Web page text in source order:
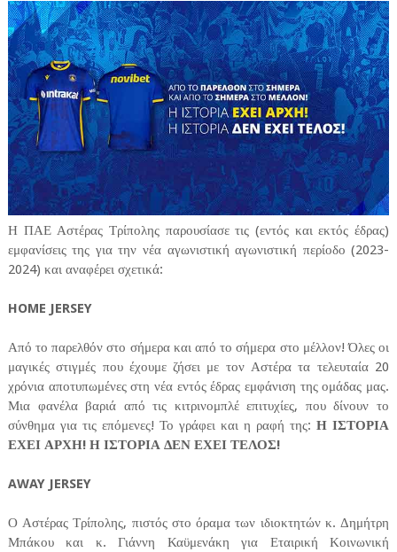
Η ΠΑΕ Αστέρας Τρίπολης παρουσίασε τις (εντός και εκτός έδρας)
εμφανίσεις της για την νέα αγωνιστική αγωνιστική περίοδο (2023-
2024) και αναφέρει σχετικά:
HOME JERSEY
Από το παρελθόν στο σήμερα και από το σήμερα στο μέλλον! Όλες οι
μαγικές στιγμές που έχουμε ζήσει με τον Αστέρα τα τελευταία 20
χρόνια αποτυπωμένες στη νέα εντός έδρας εμφάνιση της ομάδας μας.
Μια φανέλα βαριά από τις κιτρινομπλέ επιτυχίες, που δίνουν το
σύνθημα για τις επόμενες! Το γράφει και η ραφή της:Η ΙΣΤΟΡΙΑ
ΕΧΕΙ ΑΡΧΗ! Η ΙΣΤΟΡΙΑ ΔΕΝ ΕΧΕΙ ΤΕΛΟΣ!
AWAY JERSEY
Ο Αστέρας Τρίπολης, πιστός στο όραμα των ιδιοκτητών κ. Δημήτρη
Μπάκου και κ. Γιάννη Καϋμενάκη για Εταιρική Κοινωνική